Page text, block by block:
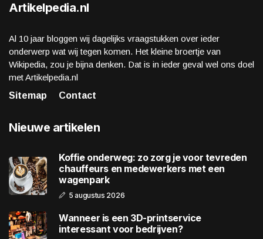
Artikelpedia.nl
Al 10 jaar bloggen wij dagelijks vraagstukken over ieder
onderwerp wat wij tegen komen. Het kleine broertje van
Wikipedia, zou je bijna denken. Dat is in ieder geval wel ons doel
met Artikelpedia.nl
Sitemap
Contact
Nieuwe artikelen
Koffie onderweg: zo zorg je voor tevreden
chauffeurs en medewerkers met een
wagenpark
5 augustus 2026
Wanneer is een 3D-printservice
interessant voor bedrijven?